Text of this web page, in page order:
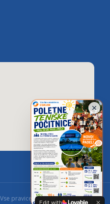
Vse pravice pridržane.